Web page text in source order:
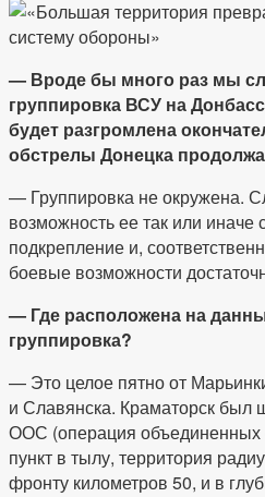
— Вроде бы много раз мы
группировка ВСУ на
будет разгромлена
обстрелы Донецка
— Группировка не окружена.
возможность ее так или
подкрепление и,
боевые возможности
— Где расположена на
группировка?
— Это целое пятно от
и Славянска. Краматорск был
ООС (операция объединенных
пункт в тылу, территория
фронту километров 50, и в